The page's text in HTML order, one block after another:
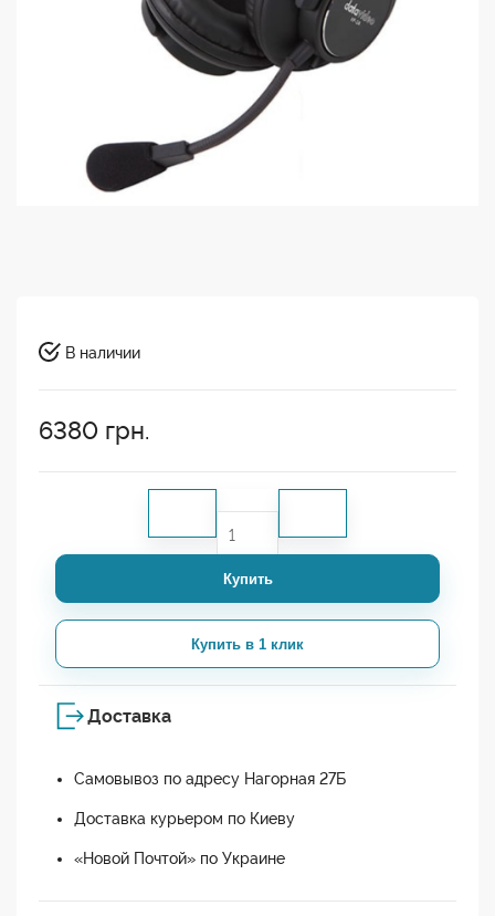
В наличии
6380 грн.
Купить
Купить в 1 клик
Доставка
Самовывоз по адресу Нагорная 27Б
Доставка курьером по Киеву
«Новой Почтой» по Украине